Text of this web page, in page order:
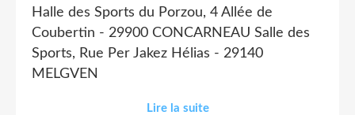
Halle des Sports du Porzou, 4 Allée de
Coubertin - 29900 CONCARNEAU Salle des
Sports, Rue Per Jakez Hélias - 29140
MELGVEN
Lire la suite